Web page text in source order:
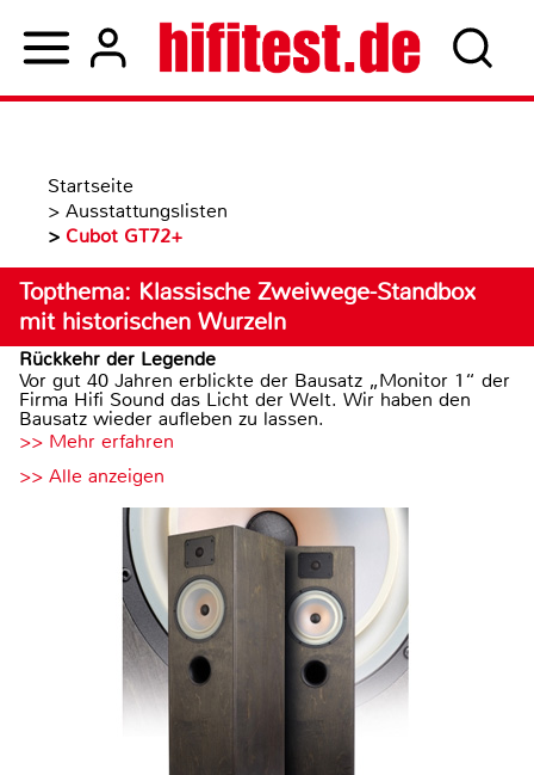
Startseite
> Ausstattungslisten
> Cubot GT72+
Topthema: Klassische Zweiwege-Standbox
mit historischen Wurzeln
Rückkehr der Legende
Vor gut 40 Jahren erblickte der Bausatz „Monitor 1“ der
Firma Hifi Sound das Licht der Welt. Wir haben den
Bausatz wieder aufleben zu lassen.
>> Mehr erfahren
>> Alle anzeigen